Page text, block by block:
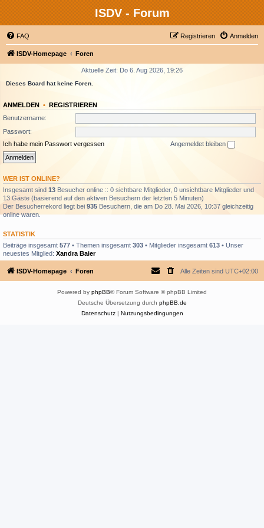
ISDV - Forum
FAQ Anmelden
Registrieren
ISDV-Homepage Foren
Aktuelle Zeit: Do 6. Aug 2026, 19:26
Dieses Board hat keine Foren.
ANMELDEN • REGISTRIEREN
Benutzername:
Passwort:
Ich habe mein Passwort vergessen
Angemeldet bleiben
WER IST ONLINE?
Insgesamt sind 13 Besucher online :: 0 sichtbare Mitglieder, 0 unsichtbare Mitglieder und
13 Gäste (basierend auf den aktiven Besuchern der letzten 5 Minuten)
Der Besucherrekord liegt bei 935 Besuchern, die am Do 28. Mai 2026, 10:37 gleichzeitig
online waren.
STATISTIK
Beiträge insgesamt 577 • Themen insgesamt 303 • Mitglieder insgesamt 613 • Unser
neuestes Mitglied: Xandra Baier
ISDV-Homepage Foren Alle Zeiten sind UTC+02:00
Powered by phpBB® Forum Software © phpBB Limited
Deutsche Übersetzung durch phpBB.de
Datenschutz| Nutzungsbedingungen